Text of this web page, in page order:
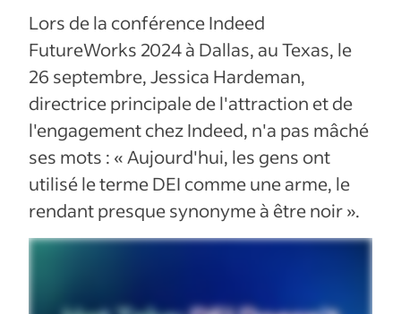
Lors de la conférence Indeed
FutureWorks 2024 à Dallas, au Texas, le
26 septembre, Jessica Hardeman,
directrice principale de l'attraction et de
l'engagement chez Indeed, n'a pas mâché
ses mots : « Aujourd'hui, les gens ont
utilisé le terme DEI comme une arme, le
rendant presque synonyme à être noir ».